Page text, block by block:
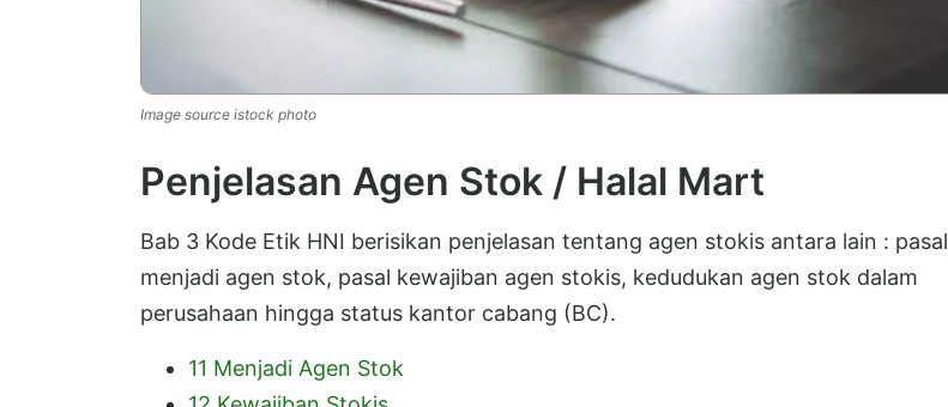
Image source istock photo
Penjelasan Agen Stok / Halal Mart
Bab 3 Kode Etik HNI berisikan penjelasan tentang agen stokis antara lain : pasal
menjadi agen stok, pasal kewajiban agen stokis, kedudukan agen stok dalam
perusahaan hingga status kantor cabang (BC).
11 Menjadi Agen Stok